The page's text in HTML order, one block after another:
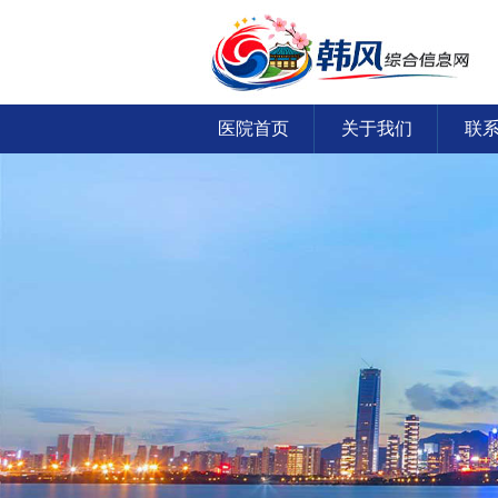
医院首页 关于我们 联